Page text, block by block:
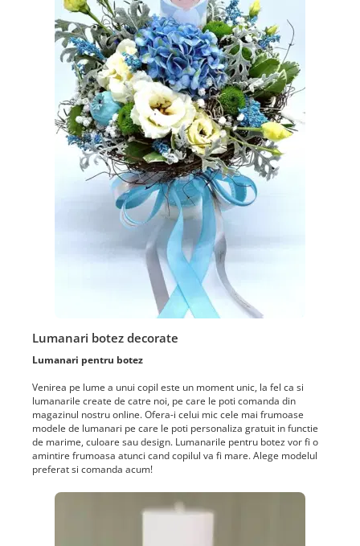
Lumanari botez decorate
Lumanari pentru botez
Venirea pe lume a unui copil este un moment unic, la fel ca si
lumanarile create de catre noi, pe care le poti comanda din
magazinul nostru online. Ofera-i celui mic cele mai frumoase
modele de lumanari pe care le poti personaliza gratuit in functie
de marime, culoare sau design. Lumanarile pentru botez vor fi o
amintire frumoasa atunci cand copilul va fi mare. Alege modelul
preferat si comanda acum!